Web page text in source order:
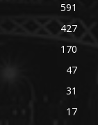
591
427
170
47
31
17